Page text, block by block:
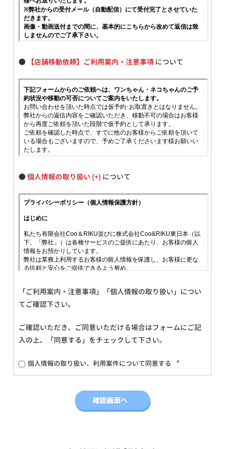
● 【店舗移動依頼】ご利用案内・注意事項 について
●個人情報の取り扱い について
「ご利用案内・注意事項」「個人情報の取り扱い」につい
てご確認下さい。
ご確認いただき、ご同意いただける場合はフォームにご記
入の上、「同意する」をチェックして下さい。
個人情報の取り扱い、利用案件について同意する *